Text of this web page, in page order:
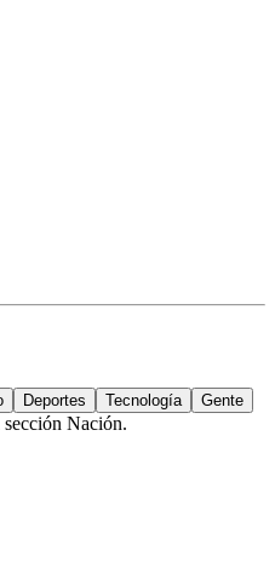
Deportes Tecnología Gente
Nación.